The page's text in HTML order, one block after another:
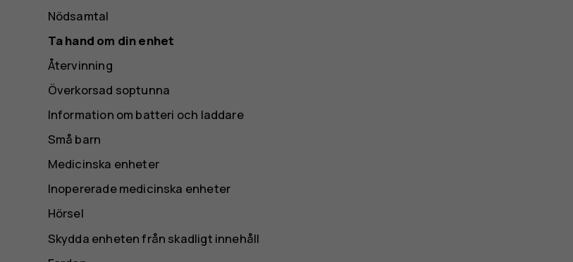
Nödsamtal
Ta hand om din enhet
Återvinning
Överkorsad soptunna
Information om batteri och laddare
Små barn
Medicinska enheter
Inopererade medicinska enheter
Hörsel
Skydda enheten från skadligt innehåll